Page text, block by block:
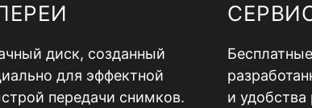
диск, созданный
для эффектной
передачи снимков.
и